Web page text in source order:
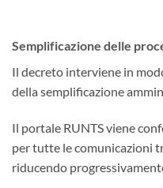
Semplificazione delle
Il decreto interviene in
della semplificazione
Il portale RUNTS viene
per tutte le comunicazioni
riducendo